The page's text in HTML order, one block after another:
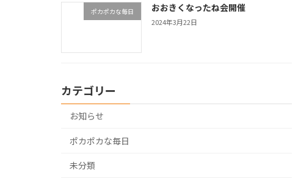
ポカポカな毎日 おおきくなったね会開催
2024年3月22日
カテゴリー
お知らせ
ポカポカな毎日
未分類